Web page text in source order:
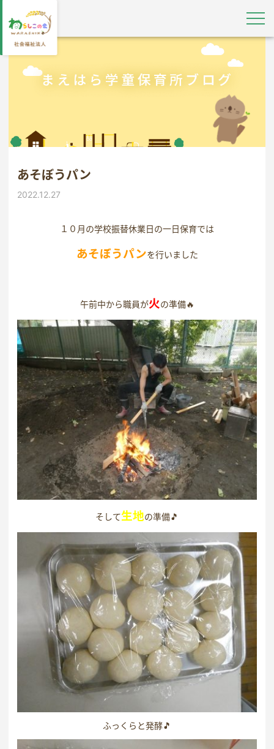
あそぼうパン
2022.12.27
１０月の学校振替休業日の一日保育では
あそぼうパンを行いました
午前中から職員が火の準備🔥
そして生地の準備🎵
ふっくらと発酵🎵